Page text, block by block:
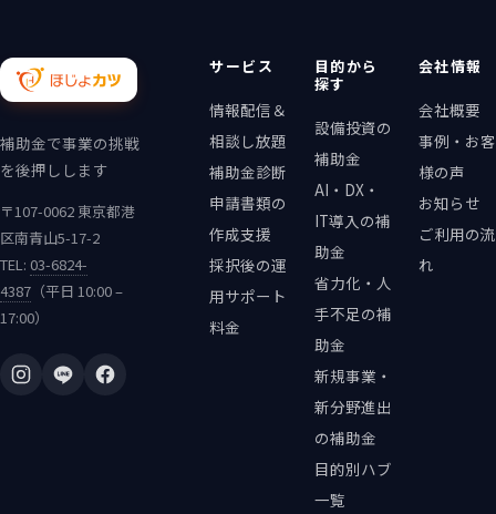
補助金で事業の挑戦
を後押しします
〒107-0062 東京都港
区南青山5-17-2
TEL: 03-6824-
4387 （平日 10:00 –
17:00）
サービス
情報配信＆
相談し放題
補助金診断
申請書類の
作成支援
採択後の運
用サポート
料金
目的から
探す
設備投資の
補助金
AI・DX・
IT導入の補
助金
省力化・人
手不足の補
助金
新規事業・
新分野進出
の補助金
目的別ハブ
一覧
会社情報
会社概要
事例・お客
様の声
お知らせ
ご利用の流
れ